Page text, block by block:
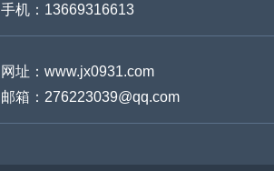
手机：13669316613
网址：www.jx0931.com
邮箱：276223039@qq.com